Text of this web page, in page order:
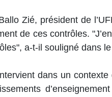
Zié, président de
de ces contrôles.
a-t-il souligné dans
dans un